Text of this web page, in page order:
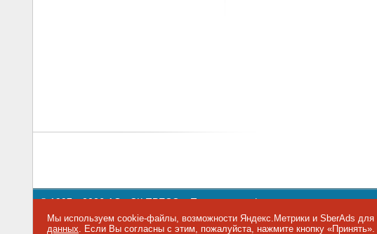
© 1997—2026 АО «СК ПРЕСС».Политика конфиденциальности
109147 г. Москва, ул. Марксистская, 34, строение 10. Телефон: +7 495
Мы используем cookie-файлы, возможности Яндекс.Метрики и SberAds для
данных. Если Вы согласны с этим, пожалуйста, нажмите кнопку